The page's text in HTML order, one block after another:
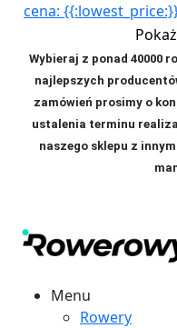
cena:
Wybieraj z ponad 40000
najlepszych
zamówień prosimy o
ustalenia terminu
naszego sklepu z
Menu
Rowery